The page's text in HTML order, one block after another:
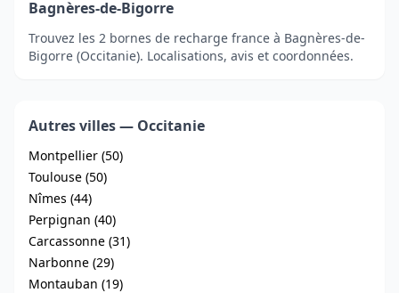
Bagnères-de-Bigorre
Trouvez les 2 bornes de recharge france à Bagnères-de-
Bigorre (Occitanie). Localisations, avis et coordonnées.
Autres villes — Occitanie
Montpellier (50)
Toulouse (50)
Nîmes (44)
Perpignan (40)
Carcassonne (31)
Narbonne (29)
Montauban (19)